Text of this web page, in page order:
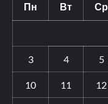
Пн Вт Ср
3 4 5
10 11 12